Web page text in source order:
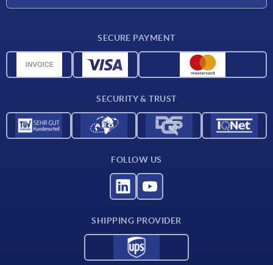
CAD data
SECURE PAYMENT
SECURITY & TRUST
FOLLOW US
SHIPPING PROVIDER